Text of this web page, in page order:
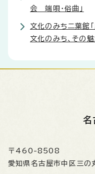
会 端唄・俗曲」
文化のみち二葉館
文化のみち、その魅
名
〒460-8508
愛知県名古屋市中区三の